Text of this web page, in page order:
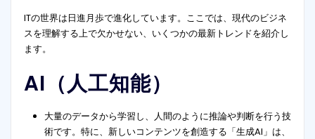
ITの世界は日進月歩で進化しています。ここでは、現代のビジネ
スを理解する上で欠かせない、いくつかの最新トレンドを紹介し
ます。
AI（人工知能）
大量のデータから学習し、人間のように推論や判断を行う技
術です。特に、新しいコンテンツを創造する「生成AI」は、